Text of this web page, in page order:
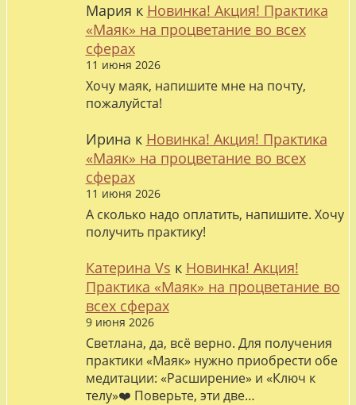
Мария к Новинка! Акция! Практика
«Маяк» на процветание во всех
сферах
11 июня 2026
Хочу маяк, напишите мне на почту,
пожалуйста!
Ирина к Новинка! Акция! Практика
«Маяк» на процветание во всех
сферах
11 июня 2026
А сколько надо оплатить, напишите. Хочу
получить практику!
Катерина Vs к Новинка! Акция!
Практика «Маяк» на процветание во
всех сферах
9 июня 2026
Светлана, да, всё верно. Для получения
практики «Маяк» нужно приобрести обе
медитации: «Расширение» и «Ключ к
телу»❤️ Поверьте, эти две…